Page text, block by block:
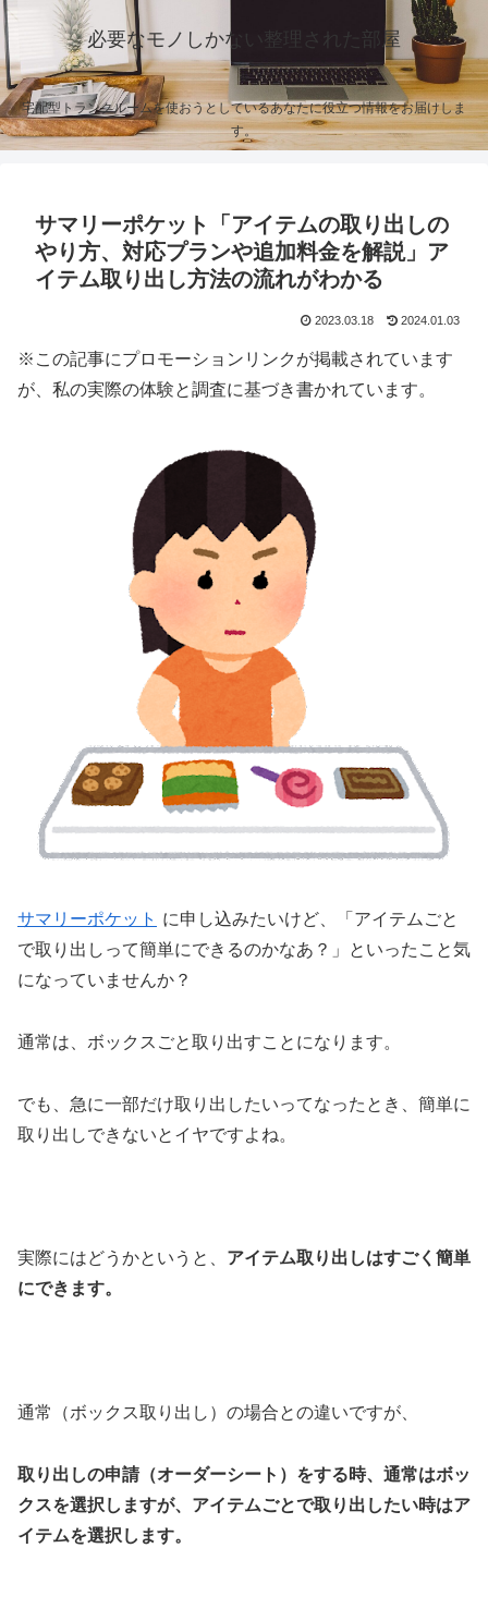
必要なモノしかない整理された部屋
宅配型トランクルームを使おうとしているあなたに役立つ情報をお届けしま
す。
サマリーポケット「アイテムの取り出しの
やり方、対応プランや追加料金を解説」ア
イテム取り出し方法の流れがわかる
2023.03.18 2024.01.03
※この記事にプロモーションリンクが掲載されています
が、私の実際の体験と調査に基づき書かれています。
サマリーポケット に申し込みたいけど、「アイテムごと
で取り出しって簡単にできるのかなあ？」といったこと気
になっていませんか？
通常は、ボックスごと取り出すことになります。
でも、急に一部だけ取り出したいってなったとき、簡単に
取り出しできないとイヤですよね。
実際にはどうかというと、 アイテム取り出しはすごく簡単
にできます。
通常（ボックス取り出し）の場合との違いですが、
取り出しの申請（オーダーシート）をする時、通常はボッ
クスを選択しますが、アイテムごとで取り出したい時はア
イテムを選択します。